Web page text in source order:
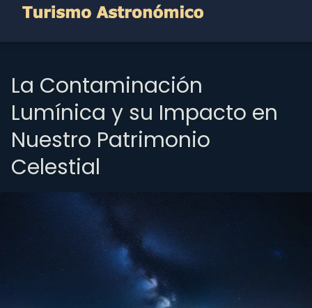
La Contaminación
Lumínica y su Impacto en
Nuestro Patrimonio
Celestial